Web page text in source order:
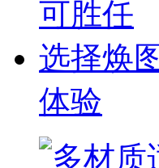
可胜任
选择焕
体验